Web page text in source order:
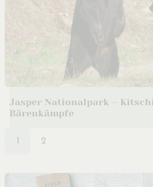
Jasper Nationalpark –
Bärenkämpfe
1 2